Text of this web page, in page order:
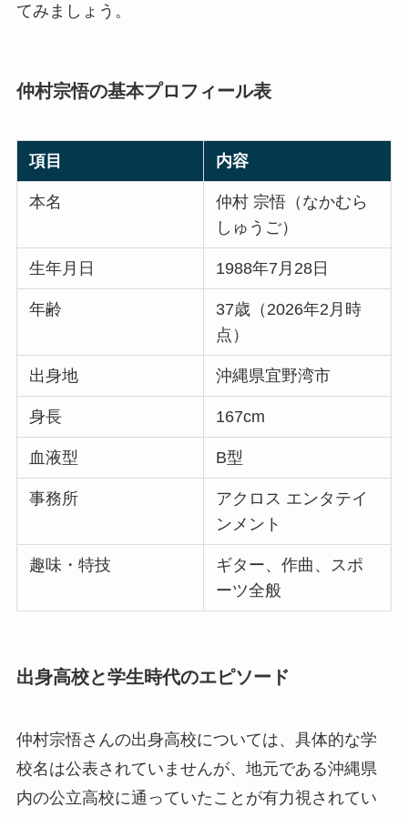
てみましょう。
仲村宗悟の基本プロフィール表
項目 内容
本名
仲村 宗悟（なかむら
しゅうご）
生年月日 1988年7月28日
年齢
37歳（2026年2月時
点）
出身地 沖縄県宜野湾市
身長 167cm
血液型 B型
事務所
アクロス エンタテイ
ンメント
趣味・特技
ギター、作曲、スポ
ーツ全般
出身高校と学生時代のエピソード
仲村宗悟さんの出身高校については、具体的な学
校名は公表されていませんが、地元である沖縄県
内の公立高校に通っていたことが有力視されてい